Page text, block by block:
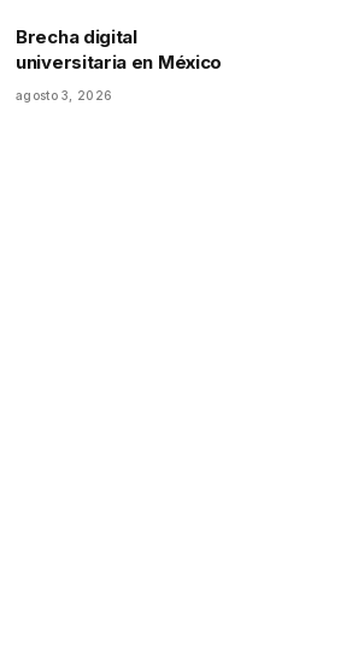
Brecha digital
universitaria en México
agosto 3, 2026